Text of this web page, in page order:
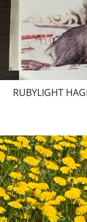
RUBYLIGHT